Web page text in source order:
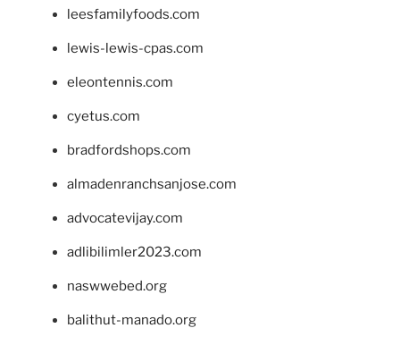
leesfamilyfoods.com
lewis-lewis-cpas.com
eleontennis.com
cyetus.com
bradfordshops.com
almadenranchsanjose.com
advocatevijay.com
adlibilimler2023.com
naswwebed.org
balithut-manado.org